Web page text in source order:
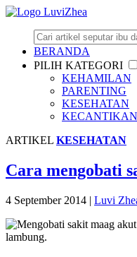
BERANDA
PILIH KATEGORI
KEHAMILAN
PARENTING
KESEHATAN
KECANTIKAN
ARTIKEL KESEHATAN
Cara mengobati
4 September 2014 | Luvi
lambung.